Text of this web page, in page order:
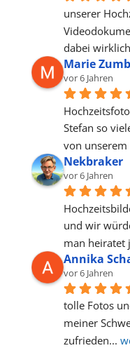
unserer
dabei wirklich
Marie
vor 6 Jahren
Stefan so
von unserem
Nekbraker
vor 6 Jahren
und wir
man heiratet
Annika
vor 6 Jahren
tolle Fotos
meiner
zufrieden...